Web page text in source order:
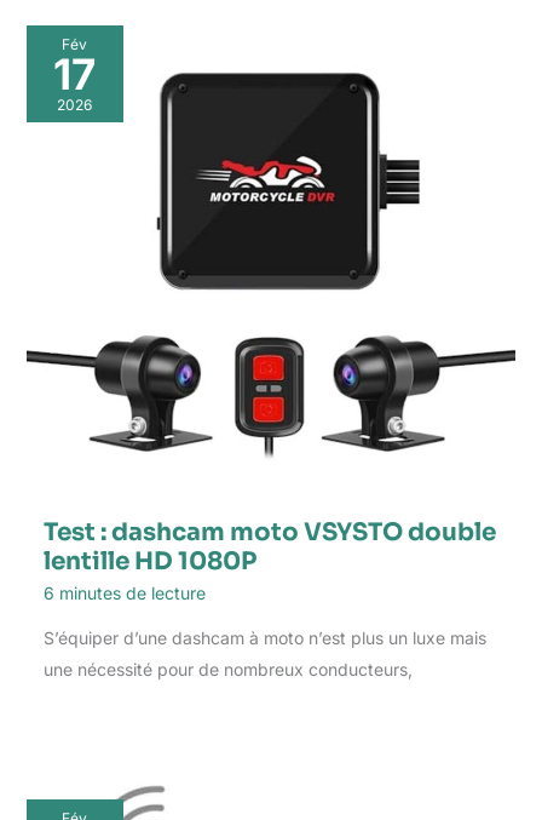
Fév
17
2026
Test : dashcam moto VSYSTO double
lentille HD 1080P
6 minutes de lecture
S’équiper d’une dashcam à moto n’est plus un luxe mais
une nécessité pour de nombreux conducteurs,